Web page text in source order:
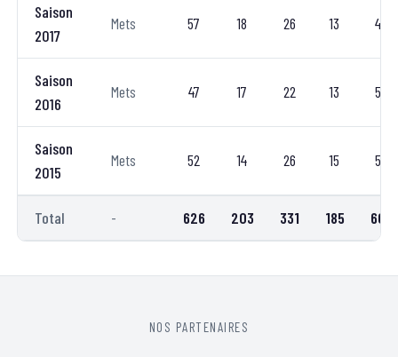
Saison
2017
Mets 57 18 26 13 4
Saison
2016
Mets 47 17 22 13 5
Saison
2015
Mets 52 14 26 15 5
Total - 626 203 331 185 60
NOS PARTENAIRES